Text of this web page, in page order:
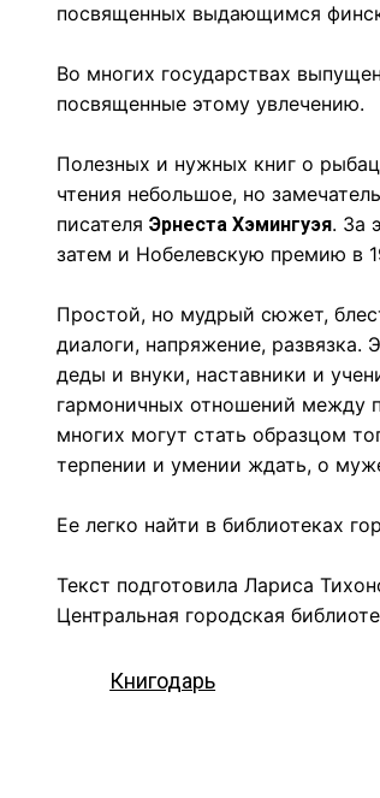
посвященных выдающимся
Во многих государствах
посвященные этому увлечению.
Полезных и нужных книг о
чтения небольшое, но
писателяЭрнеста Хэмингуэя. За
затем и Нобелевскую премию в
Простой, но мудрый сюжет,
диалоги, напряжение, развязка.
деды и внуки, наставники и
гармоничных отношений между
многих могут стать образцом
терпении и умении ждать, о
Ее легко найти в библиотеках
Текст подготовила Лариса
Центральная городская
Книгодарь